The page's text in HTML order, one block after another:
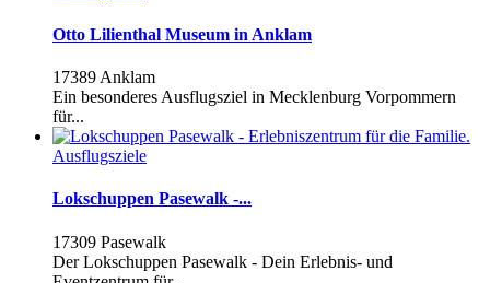
Otto Lilienthal Museum in Anklam
17389 Anklam
Ein besonderes Ausflugsziel in Mecklenburg Vorpommern
für...
Ausflugsziele
Lokschuppen Pasewalk -...
17309 Pasewalk
Der Lokschuppen Pasewalk - Dein Erlebnis- und